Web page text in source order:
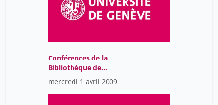
Conférences de la
Bibliothèque de
l’Université de Genève
mercredi 1 avril 2009